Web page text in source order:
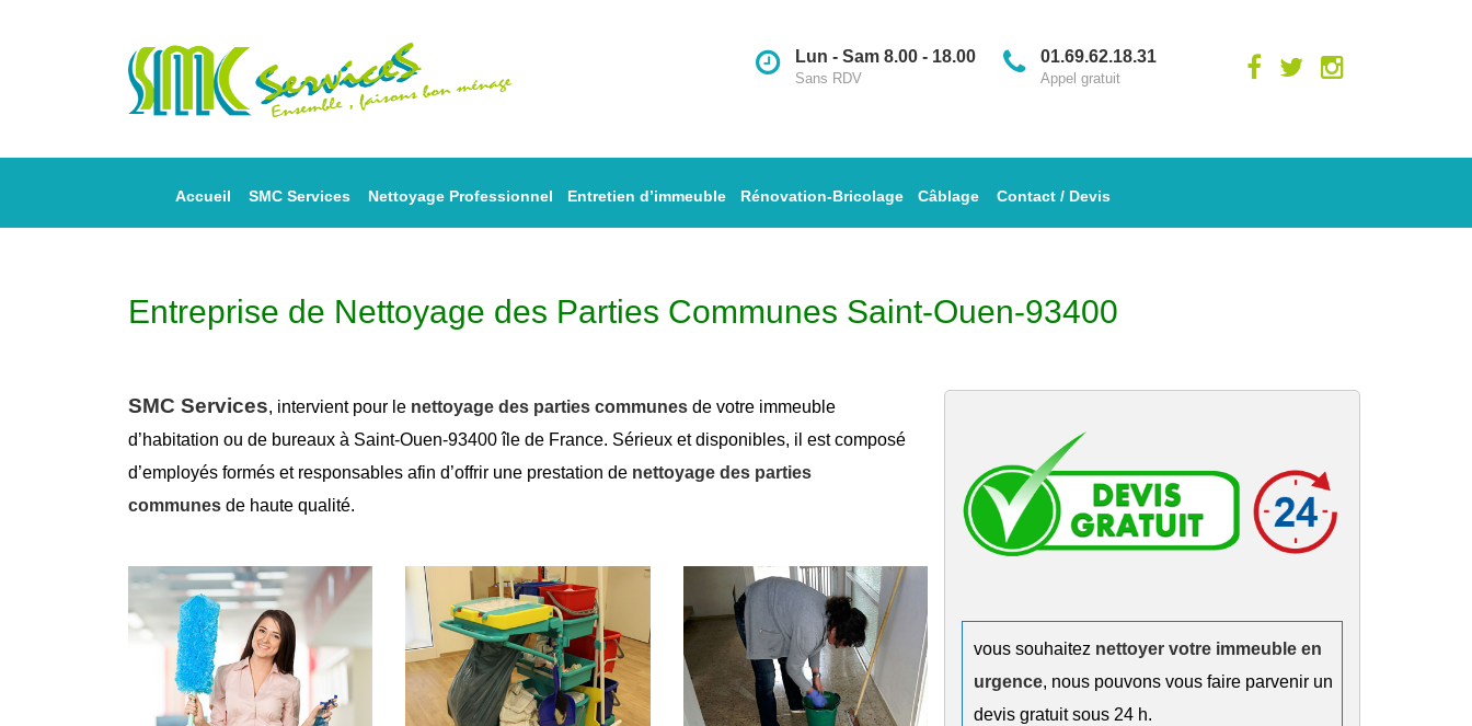
01.69.62.18.31
Appel gratuit
Lun - Sam 8.00 - 18.00
Sans RDV
Accueil SMC Services Nettoyage Professionnel Entretien d’immeuble Rénovation-Bricolage Câblage Contact / Devis
Entreprise de Nettoyage des Parties Communes Saint-Ouen-93400
SMC Services, intervient pour le nettoyage des parties communes de votre immeuble
d’habitation ou de bureaux à Saint-Ouen-93400 île de France. Sérieux et disponibles, il est composé
d’employés formés et responsables afin d’offrir une prestation de nettoyage des parties
communes de haute qualité.
vous souhaitez nettoyer votre immeuble en
urgence, nous pouvons vous faire parvenir un
devis gratuit sous 24 h.